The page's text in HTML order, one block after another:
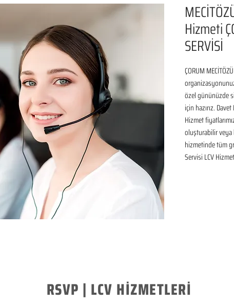
Hizmeti
SERVİSİ
ÇORUM
özel gününüzde
için hazırız.
Hizmet
oluşturabilir veya
hizmetinde tüm
Servisi LCV
RSVP | LCV HİZMETLERİ